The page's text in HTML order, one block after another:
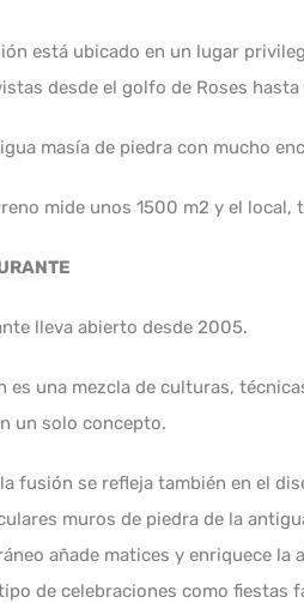
está ubicado en un lugar
desde el golfo de Roses hasta
masía de piedra con mucho
mide unos 1500 m2 y el
lleva abierto desde 2005.
es una mezcla de culturas,
un solo concepto.
la fusión se refleja también en el
muros de piedra de la
añade matices y enriquece
de celebraciones como fiestas